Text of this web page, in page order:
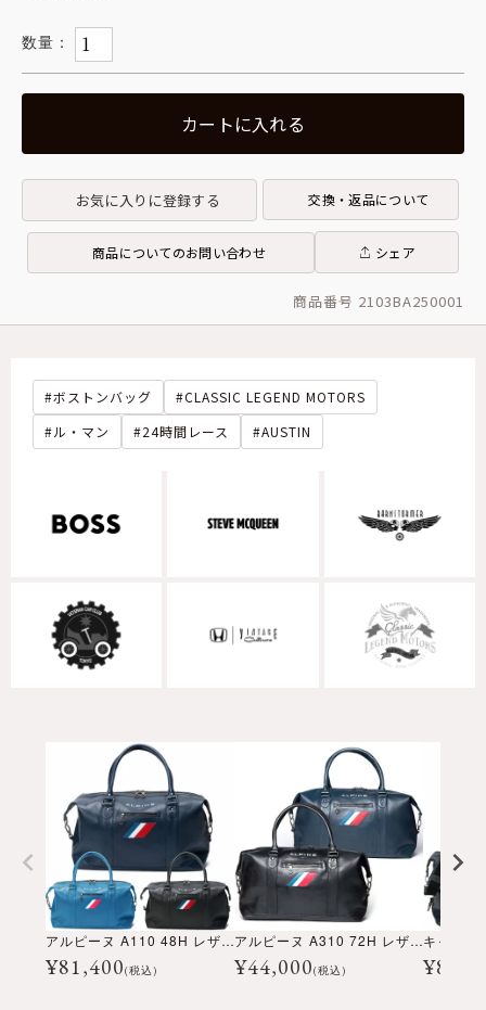
カートに入れる
お気に入りに登録する 交換・返品について
商品についてのお問い合わせ シェア
商品番号 2103BA250001
ボストンバッグ
CLASSIC LEGEND MOTORS
ル・マン
24時間レース AUSTIN
アルピーヌ A110 48H レザーバッグ
¥81,400(税込)
アルピーヌ A310 72H レザーバッグ
¥44,000(税込) ¥